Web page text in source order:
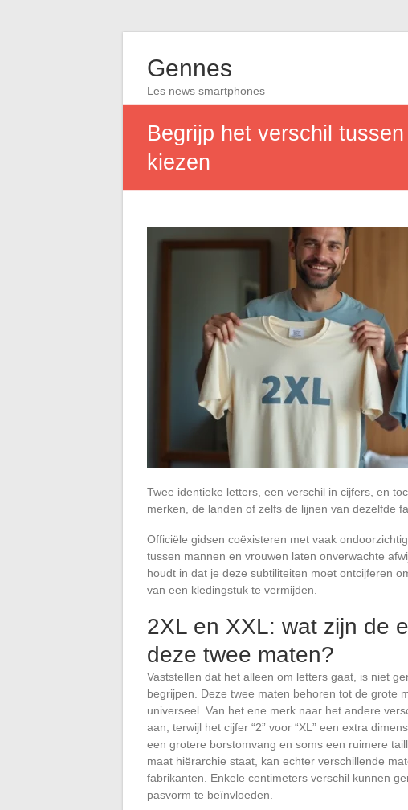
Gennes
Les news smartphones
Begrijp het verschil
kiezen
Twee identieke letters, een verschil in cijfers, en
merken, de landen of zelfs de lijnen van dezelfde
Officiële gidsen coëxisteren met vaak
tussen mannen en vrouwen laten onverwachte
houdt in dat je deze subtiliteiten moet ontcijferen
van een kledingstuk te vermijden.
2XL en XXL: wat zijn de
deze twee maten?
Vaststellen dat het alleen om letters gaat, is niet
begrijpen. Deze twee maten behoren tot de grote
universeel. Van het ene merk naar het andere
aan, terwijl het cijfer “2” voor “XL” een extra
een grotere borstomvang en soms een ruimere
maat hiërarchie staat, kan echter verschillende
fabrikanten. Enkele centimeters verschil kunnen
pasvorm te beïnvloeden.